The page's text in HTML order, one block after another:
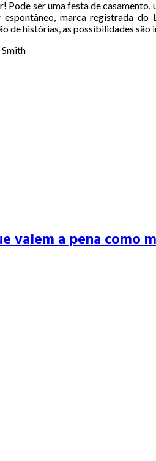
Pode ser uma festa de
marca registrada do
de histórias, as possibilidades são
valem a pena como